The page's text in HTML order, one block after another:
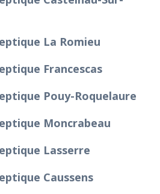
La Romieu
Francescas
Pouy-Roquelaure
Moncrabeau
Lasserre
Caussens